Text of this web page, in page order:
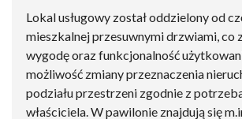
Lokal usługowy został oddzielony od
mieszkalnej przesuwnymi drzwiami, co
wygodę oraz funkcjonalność
możliwość zmiany przeznaczenia
podziału przestrzeni zgodnie z
właściciela. W pawilonie znajdują się